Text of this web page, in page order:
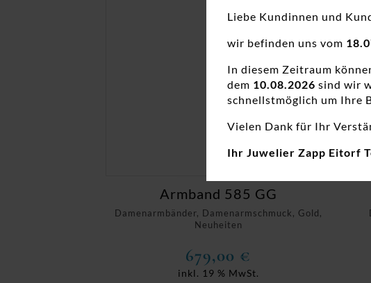
Damenarmbänder, Damenarmschmuck, Gold,
Neuheiten
Armband 585 GG
679,00 €
inkl. 19 % MwSt.
Liebe Kundinnen und
wir befinden uns vom
In diesem Zeitraum
dem 10.08.2026 sind wir
schnellstmöglich um Ihre
Vielen Dank für Ihr
Ihr Juwelier Zapp Eitorf